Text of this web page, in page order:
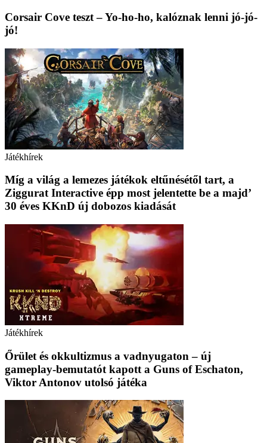
Corsair Cove teszt – Yo-ho-ho, kalóznak lenni jó-jó-
jó!
Játékhírek
Míg a világ a lemezes játékok eltűnésétől tart, a
Ziggurat Interactive épp most jelentette be a majd’
30 éves KKnD új dobozos kiadását
Játékhírek
Őrület és okkultizmus a vadnyugaton – új
gameplay-bemutatót kapott a Guns of Eschaton,
Viktor Antonov utolsó játéka